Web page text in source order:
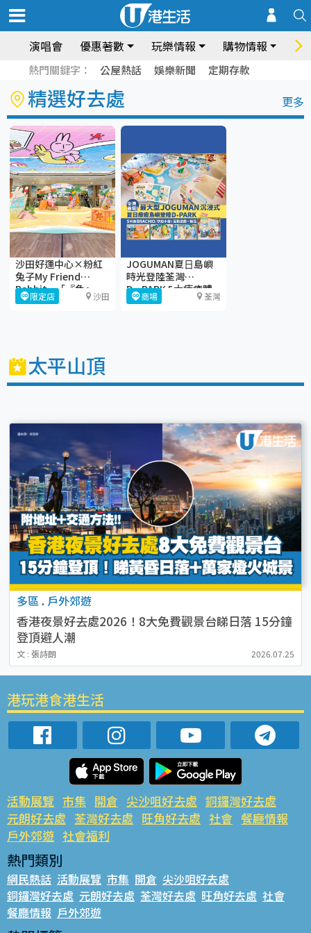
演唱會 優惠著數 玩樂情報 購物情報 飲
熱門關鍵字： 公屋熱話 娛樂新聞 定期存款
精選好去處 更多
沙田好運中心×粉紅
兔子My Friend
Rabbit—「『兔』-
gather大曬Juicy
限定店 沙田
JOGUMAN夏⽇島嶼
時光登陸荃灣
D·PARK 5大療癒體
驗區+期間限定店
商場 荃灣
太平山頂
多區 . 戶外郊遊
香港夜景好去處2026！8大免費觀景台睇日落 15分鐘
登頂避人潮
文 : 張詩朗 2026.07.25
港玩港食港生活
活動展覽 市集 開倉 尖沙咀好去處 銅鑼灣好去處
元朗好去處 荃灣好去處 旺角好去處 社會 餐廳情報
戶外郊遊 社會福利
熱門類別
網民熱話 活動展覽 市集 開倉 尖沙咀好去處
銅鑼灣好去處 元朗好去處 荃灣好去處 旺角好去處 社會
餐廳情報 戶外郊遊